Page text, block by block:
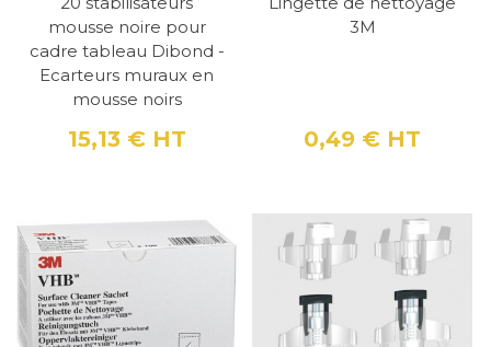
mousse noire pour
cadre tableau Dibond -
Ecarteurs muraux en
mousse noirs
Prix
15,13 € HT
3M
Prix
0,49 € HT